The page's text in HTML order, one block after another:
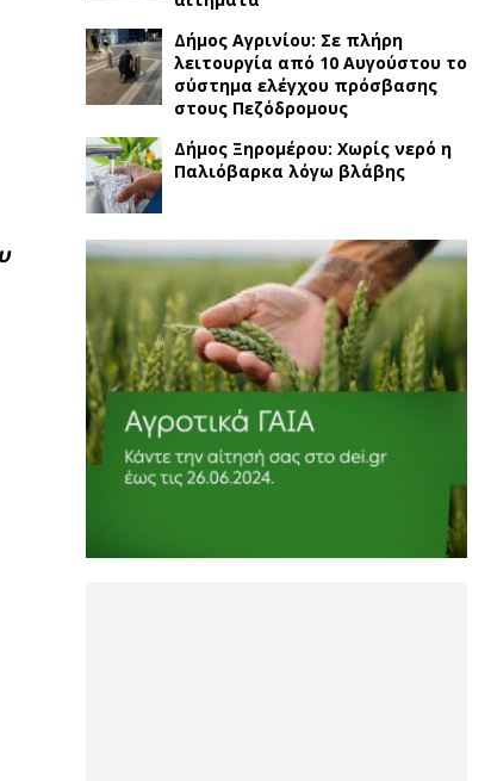
Δήμος Αγρινίου: Σε πλήρη
λειτουργία από 10 Αυγούστου το
σύστημα ελέγχου πρόσβασης
στους Πεζόδρομους
Δήμος Ξηρομέρου: Χωρίς νερό η
Παλιόβαρκα λόγω βλάβης